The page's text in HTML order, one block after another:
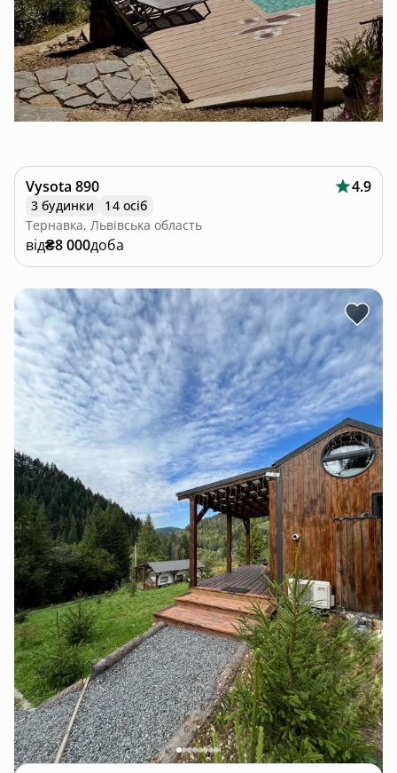
Vysota 890 4.9
3 будинки
14 осіб
Тернавка, Львівська область
від₴8 000доба